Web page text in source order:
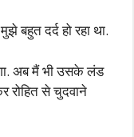
बहुत दर्द हो रहा था.
अब मैं भी उसके लंड
रोहित से चुदवाने